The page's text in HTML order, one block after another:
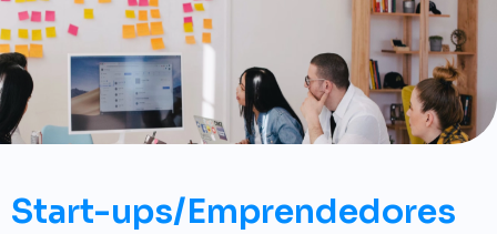
Start-ups/Emprendedores